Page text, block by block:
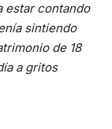
estar contando
sintiendo
de 18
a gritos